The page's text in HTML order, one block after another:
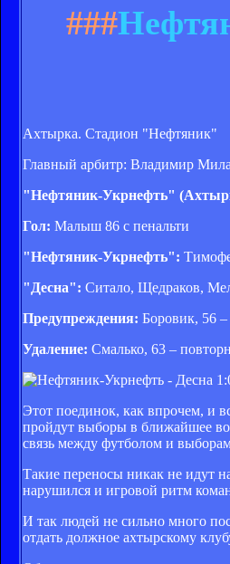
###
Ахтырка. Стадион "Нефтяник"
Главный арбитр: Владимир
"Нефтяник-Укрнефть"
Гол: Малыш 86 с пенальти
"Нефтяник-Укрнефть":
"Десна": Ситало, Щедраков,
Предупреждения: Боровик, 56
Удаление: Смалько, 63 –
Этот поединок, как впрочем, и
пройдут выборы в ближайшее
связь между футболом и
Такие переносы никак не идут
нарушился и игровой ритм
И так людей не сильно много
отдать должное ахтырскому